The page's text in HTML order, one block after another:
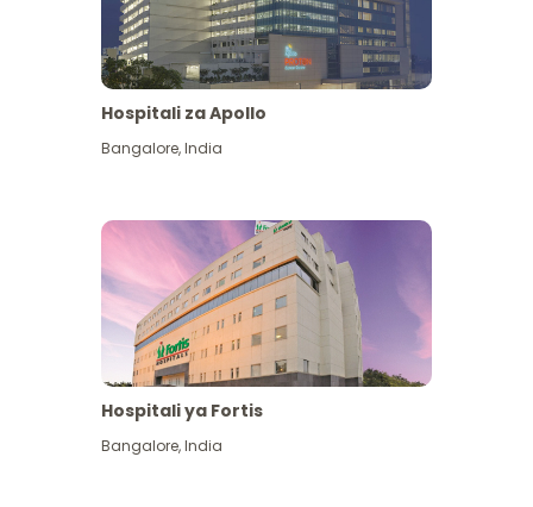
Hospitali za Apollo
Bangalore,India
Hospitali ya Fortis
Bangalore,India